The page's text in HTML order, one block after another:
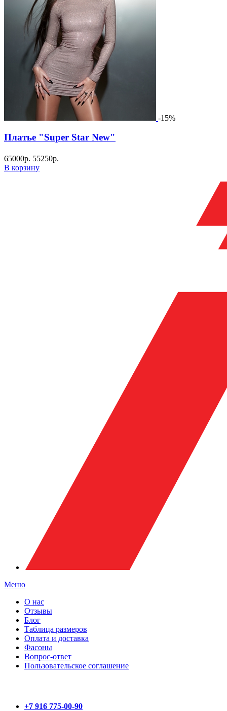
-15%
Платье "Super Star New"
65000р. 55250р.
В корзину
Меню
О нас
Отзывы
Блог
Таблица размеров
Оплата и доставка
Фасоны
Вопрос-ответ
Пользовательское соглашение
+7 916 775-00-90